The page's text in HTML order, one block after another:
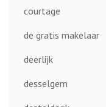
courtage
de gratis makelaar
deerlijk
desselgem